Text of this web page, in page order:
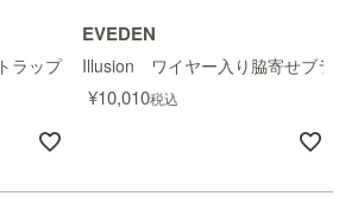
ラップレスブラ
EVEDEN
Illusion ワイヤー入り脇寄せブラ
¥10,010税込